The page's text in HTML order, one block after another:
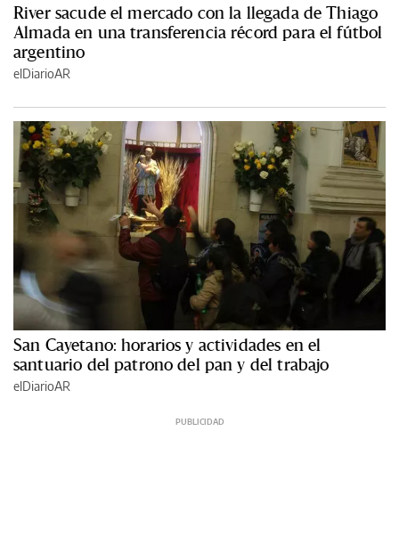
River sacude el mercado con la llegada de Thiago
Almada en una transferencia récord para el fútbol
argentino
elDiarioAR
San Cayetano: horarios y actividades en el
santuario del patrono del pan y del trabajo
elDiarioAR